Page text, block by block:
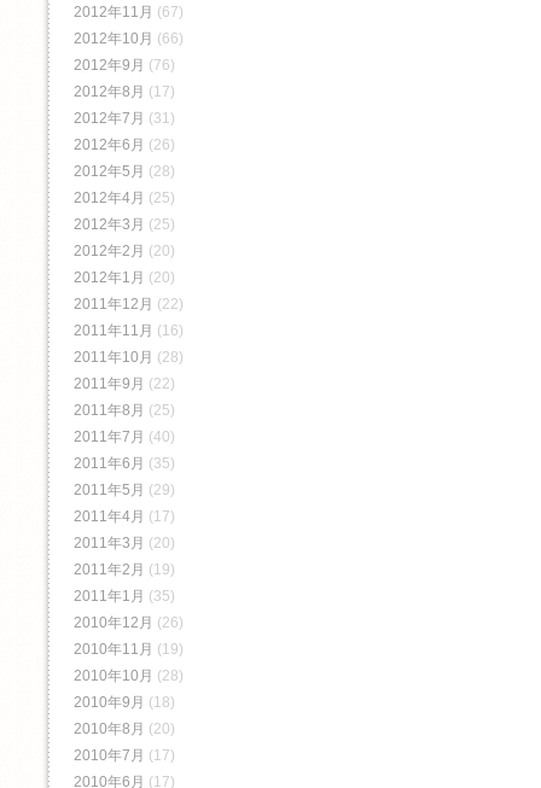
2012年11月 (67)
2012年10月 (66)
2012年9月 (76)
2012年8月 (17)
2012年7月 (31)
2012年6月 (26)
2012年5月 (28)
2012年4月 (25)
2012年3月 (25)
2012年2月 (20)
2012年1月 (20)
2011年12月 (22)
2011年11月 (16)
2011年10月 (28)
2011年9月 (22)
2011年8月 (25)
2011年7月 (40)
2011年6月 (35)
2011年5月 (29)
2011年4月 (17)
2011年3月 (20)
2011年2月 (19)
2011年1月 (35)
2010年12月 (26)
2010年11月 (19)
2010年10月 (28)
2010年9月 (18)
2010年8月 (20)
2010年7月 (17)
2010年6月 (17)